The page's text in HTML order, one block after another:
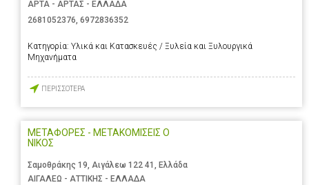
ΑΡΤΑ - ΑΡΤΑΣ - ΕΛΛΑΔΑ
2681052376, 6972836352
Κατηγορία: Υλικά και Κατασκευές / Ξυλεία και Ξυλουργικά
Μηχανήματα
ΠΕΡΙΣΣΟΤΕΡΑ
ΜΕΤΑΦΟΡΕΣ - ΜΕΤΑΚΟΜΙΣΕΙΣ Ο
ΝΙΚΟΣ
Σαμοθράκης 19, Αιγάλεω 122 41, Ελλάδα
ΑΙΓΑΛΕΩ - ΑΤΤΙΚΗΣ - ΕΛΛΑΔΑ